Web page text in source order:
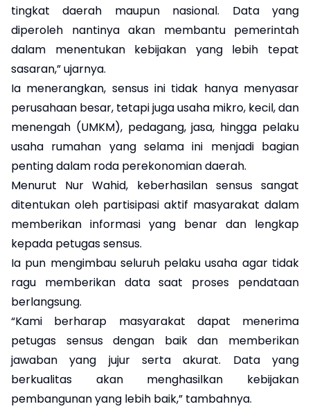
tingkat daerah maupun nasional. Data yang
diperoleh nantinya akan membantu pemerintah
dalam menentukan kebijakan yang lebih tepat
sasaran,” ujarnya.
Ia menerangkan, sensus ini tidak hanya menyasar
perusahaan besar, tetapi juga usaha mikro, kecil, dan
menengah (UMKM), pedagang, jasa, hingga pelaku
usaha rumahan yang selama ini menjadi bagian
penting dalam roda perekonomian daerah.
Menurut Nur Wahid, keberhasilan sensus sangat
ditentukan oleh partisipasi aktif masyarakat dalam
memberikan informasi yang benar dan lengkap
kepada petugas sensus.
Ia pun mengimbau seluruh pelaku usaha agar tidak
ragu memberikan data saat proses pendataan
berlangsung.
“Kami berharap masyarakat dapat menerima
petugas sensus dengan baik dan memberikan
jawaban yang jujur serta akurat. Data yang
berkualitas akan menghasilkan kebijakan
pembangunan yang lebih baik,” tambahnya.